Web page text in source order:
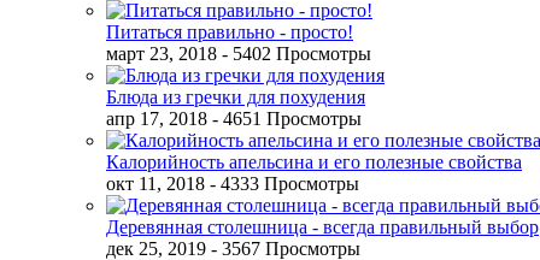
Питаться правильно - просто!
март 23, 2018 - 5402 Просмотры
Блюда из гречки для похудения
апр 17, 2018 - 4651 Просмотры
Калорийность апельсина и его полезные свойства
окт 11, 2018 - 4333 Просмотры
Деревянная столешница - всегда правильный выбор
дек 25, 2019 - 3567 Просмотры